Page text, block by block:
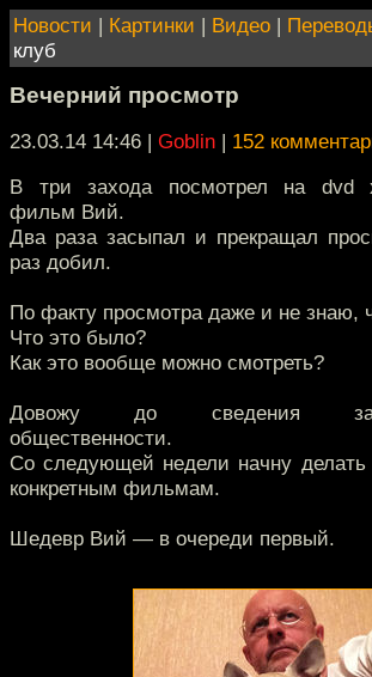
Новости | Картинки | Видео |
клуб
Вечерний просмотр
23.03.14 14:46 | Goblin | 152
В три захода посмотрел на dvd
фильм Вий.
Два раза засыпал и прекращал
раз добил.
По факту просмотра даже и не знаю,
Что это было?
Как это вообще можно смотреть?
Довожу до сведения
общественности.
Со следующей недели начну
конкретным фильмам.
Шедевр Вий — в очереди первый.